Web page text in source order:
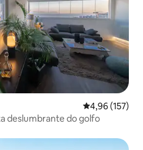
4,96 de uma
4,96 (157)
deslumbrante do golfo